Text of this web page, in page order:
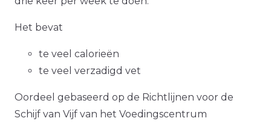
Het bevat
te veel calorieën
te veel verzadigd vet
Oordeel gebaseerd op de Richtlijnen voor de
Schijf van Vijf van het Voedingscentrum